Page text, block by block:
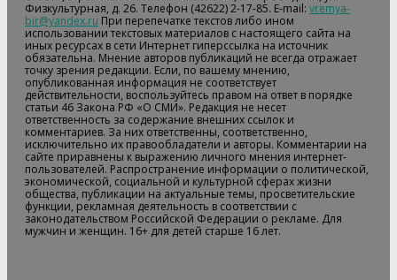
Физкультурная, д. 26. Телефон (42622) 2-17-85. E-mail: vremya-
bir@yandex.ru При перепечатке текстов либо ином
использовании текстовых материалов с настоящего сайта на
иных ресурсах в сети Интернет гиперссылка на источник
обязательна. Мнение авторов публикаций не всегда отражает
точку зрения редакции. Если, по вашему мнению,
опубликованная информация не соответствует
действительности, воспользуйтесь правом на ответ в порядке
статьи 46 Закона РФ «О СМИ». Редакция не несет
ответственность за содержание внешних ссылок и
комментариев. За них ответственны, соответственно,
исключительно их правообладатели и авторы. Комментарии на
сайте приравнены к выражению личного мнения интернет-
пользователей. Распространение информации о политической,
экономической, социальной и культурной сферах жизни
общества, публикации на актуальные темы, просветительские
функции, рекламная деятельность в соответствии с
законодательством Российской Федерации о рекламе. Для
мужчин и женщин. 16+ для детей старше 16 лет.